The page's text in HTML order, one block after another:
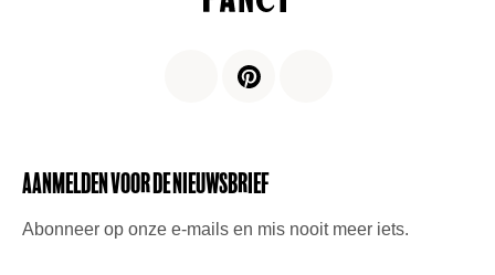
Aanmelden voor de nieuwsbrief
Abonneer op onze e-mails en mis nooit meer iets.